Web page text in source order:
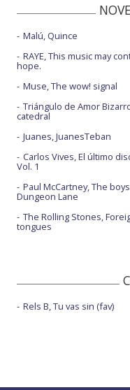
Malú, Quince
RAYE, This music may
hope.
Muse, The wow! signal
Triángulo de Amor
catedral
Juanes, JuanesTeban
Carlos Vives, El último
Vol. 1
Paul McCartney, The
Dungeon Lane
The Rolling Stones,
tongues
Rels B, Tu vas sin (fav)